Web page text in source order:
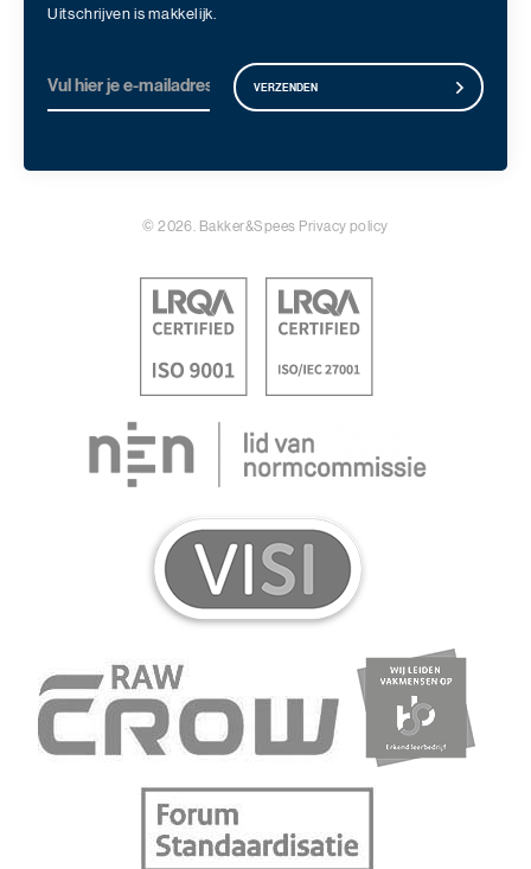
Uitschrijven is makkelijk.
VERZENDEN
© 2026. Bakker&Spees Privacy policy